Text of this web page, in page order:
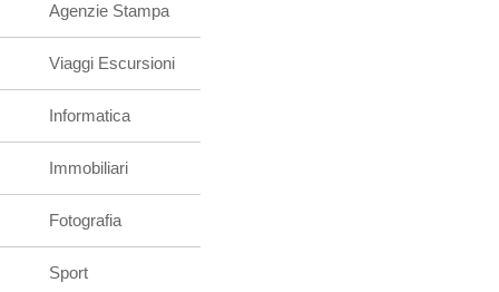
Agenzie Stampa
Viaggi Escursioni
Informatica
Immobiliari
Fotografia
Sport